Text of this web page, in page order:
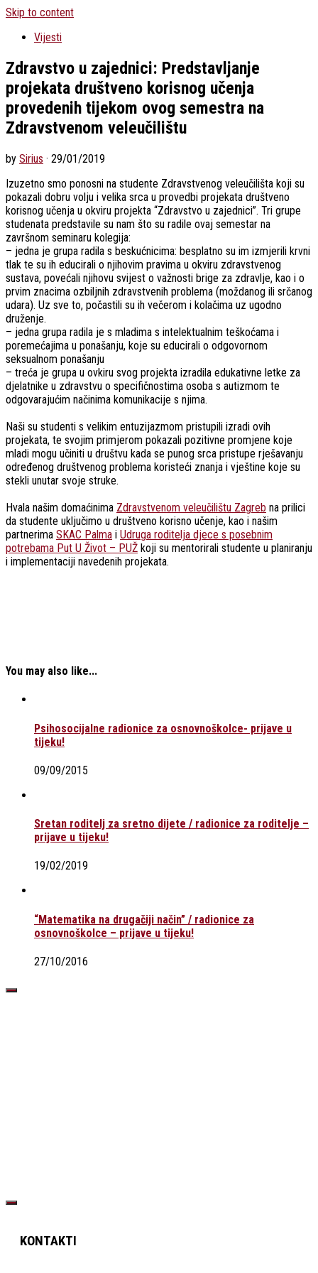
Skip to content
Vijesti
Zdravstvo u zajednici: Predstavljanje
projekata društveno korisnog učenja
provedenih tijekom ovog semestra na
Zdravstvenom veleučilištu
by Sirius · 29/01/2019
Izuzetno smo ponosni na studente Zdravstvenog veleučilišta koji su
pokazali dobru volju i velika srca u provedbi projekata društveno
korisnog učenja u okviru projekta “Zdravstvo u zajednici”. Tri grupe
studenata predstavile su nam što su radile ovaj semestar na
završnom seminaru kolegija:
– jedna je grupa radila s beskućnicima: besplatno su im izmjerili krvni
tlak te su ih educirali o njihovim pravima u okviru zdravstvenog
sustava, povećali njihovu svijest o važnosti brige za zdravlje, kao i o
prvim znacima ozbiljnih zdravstvenih problema (moždanog ili srčanog
udara). Uz sve to, počastili su ih večerom i kolačima uz ugodno
druženje.
– jedna grupa radila je s mladima s intelektualnim teškoćama i
poremećajima u ponašanju, koje su educirali o odgovornom
seksualnom ponašanju
– treća je grupa u ovkiru svog projekta izradila edukativne letke za
djelatnike u zdravstvu o specifičnostima osoba s autizmom te
odgovarajućim načinima komunikacije s njima.
Naši su studenti s velikim entuzijazmom pristupili izradi ovih
projekata, te svojim primjerom pokazali pozitivne promjene koje
mladi mogu učiniti u društvu kada se punog srca pristupe rješavanju
određenog društvenog problema koristeći znanja i vještine koje su
stekli unutar svoje struke.
Hvala našim domaćinima Zdravstvenom veleučilištu Zagreb na prilici
da studente uključimo u društveno korisno učenje, kao i našim
partnerima SKAC Palma i Udruga roditelja djece s posebnim
potrebama Put U Život – PUŽ koji su mentorirali studente u planiranju
i implementaciji navedenih projekata.
You may also like...
Psihosocijalne radionice za osnovnoškolce- prijave u
tijeku!
09/09/2015
Sretan roditelj za sretno dijete / radionice za roditelje –
prijave u tijeku!
19/02/2019
“Matematika na drugačiji način” / radionice za
osnovnoškolce – prijave u tijeku!
27/10/2016
KONTAKTI